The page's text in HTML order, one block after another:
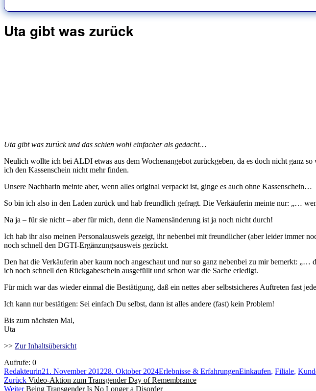
Uta gibt was zurück
Uta gibt was zurück und das schien wohl einfacher als gedacht…
Neulich wollte ich bei ALDI etwas aus dem Wochenangebot zurückgeben, da es doch nicht ganz
ich den Kassenschein nicht mehr finden.
Unsere Nachbarin meinte aber, wenn alles original verpackt ist, ginge es auch ohne Kassenschein…
So bin ich also in den Laden zurück und hab freundlich gefragt. Die Verkäuferin meinte nur: „…
Na ja – für sie nicht – aber für mich, denn die Namensänderung ist ja noch nicht durch!
Ich hab ihr also meinen Personalausweis gezeigt, ihr nebenbei mit freundlicher (aber leider
noch schnell den DGTI-Ergänzungsausweis gezückt.
Den hat die Verkäuferin aber kaum noch angeschaut und nur so ganz nebenbei zu mir bemerkt:
ich noch schnell den Rückgabeschein ausgefüllt und schon war die Sache erledigt.
Für mich war das wieder einmal die Bestätigung, daß ein nettes aber selbstsicheres Auftreten fast
Ich kann nur bestätigen: Sei einfach Du selbst, dann ist alles andere (fast) kein Problem!
Bis zum nächsten Mal,
Uta
>> Zur Inhaltsübersicht
Aufrufe: 0
Autor
RedakteurinVeröffentlicht
am
21. November 201228. Oktober 2024Kategorien
Erlebnisse & ErfahrungenSchlagwörter
Einkaufen, Filiale,
Beitragsnavigation
Zurück Vorheriger
Beitrag:
Video-Aktion zum Transgender Day of Remembrance
Weiter Nächster
Being Transgender Is No Longer a Disorder